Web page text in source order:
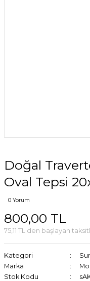
Doğal
Oval Tepsi
0 Yorum
800,00 TL
75,11 TL den başlayan
Kategori
Marka
Stok Kodu